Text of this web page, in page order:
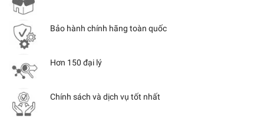
Bảo hành chính hãng toàn quốc
Hơn 150 đại lý
Chính sách và dịch vụ tốt nhất